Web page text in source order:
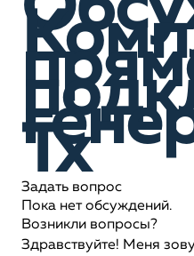
Tx
Задать вопрос
Пока нет обсуждений.
Возникли вопросы?
Здравствуйте! Меня